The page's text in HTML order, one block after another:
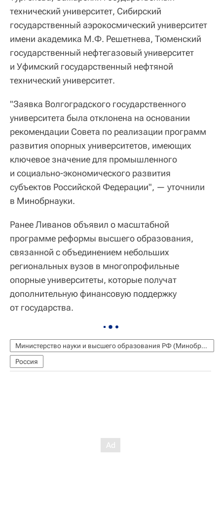
технический университет, Сибирский
государственный аэрокосмический университет
имени академика М.Ф. Решетнева, Тюменский
государственный нефтегазовый университет
и Уфимский государственный нефтяной
технический университет.
"Заявка Волгоградского государственного
университета была отклонена на основании
рекомендации Совета по реализации программ
развития опорных университетов, имеющих
ключевое значение для промышленного
и социально-экономического развития
субъектов Российской Федерации", — уточнили
в Минобрнауки.
Ранее Ливанов объявил о масштабной
программе реформы высшего образования,
связанной с объединением небольших
региональных вузов в многопрофильные
опорные университеты, которые получат
дополнительную финансовую поддержку
от государства.
Министерство науки и высшего образования РФ (Минобрнауки России)
Россия